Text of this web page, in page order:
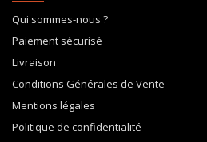
Qui sommes-nous ?
Paiement sécurisé
Livraison
Conditions Générales de Vente
Mentions légales
Politique de confidentialité